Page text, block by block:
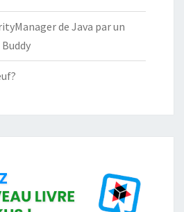
de Java par un